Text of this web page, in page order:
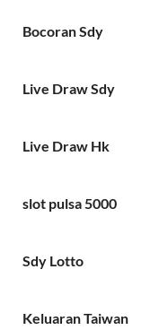
Bocoran Sdy
Live Draw Sdy
Live Draw Hk
slot pulsa 5000
Sdy Lotto
Keluaran Taiwan